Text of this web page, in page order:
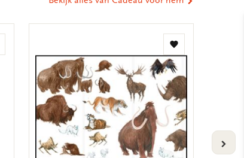
Toevoegen
aan
verlanglijst